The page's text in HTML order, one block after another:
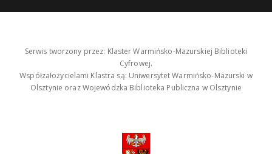
Serwis tworzony przez: Klaster Warmińsko-Mazurskiej Biblioteki
Cyfrowej.
Współzałożycielami Klastra są: Uniwersytet Warmińsko-Mazurski w
Olsztynie oraz Wojewódzka Biblioteka Publiczna w Olsztynie